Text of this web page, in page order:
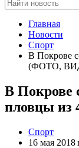
Главная
Новости
Спорт
В Покрове
(ФОТО,
В Покрове
пловцы
Спорт
16 мая 2018